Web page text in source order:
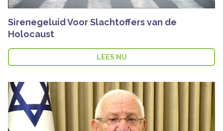
Sirenegeluid Voor Slachtoffers van de
Holocaust
LEES NU